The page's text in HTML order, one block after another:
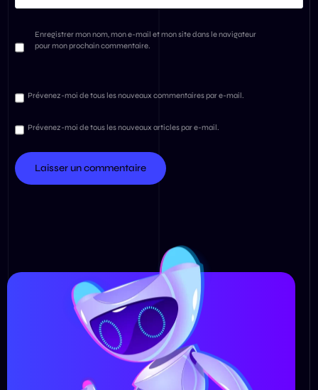
Enregistrer mon nom, mon e-mail et mon site dans le navigateur
pour mon prochain commentaire.
Prévenez-moi de tous les nouveaux commentaires par e-mail.
Prévenez-moi de tous les nouveaux articles par e-mail.